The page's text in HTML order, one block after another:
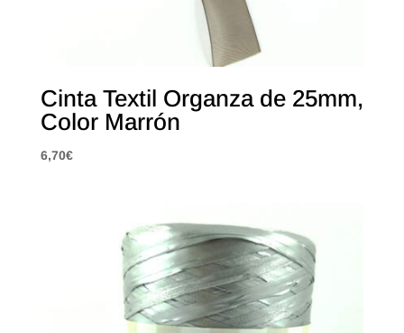
Cinta Textil Organza de 25mm,
Color Marrón
6,70€